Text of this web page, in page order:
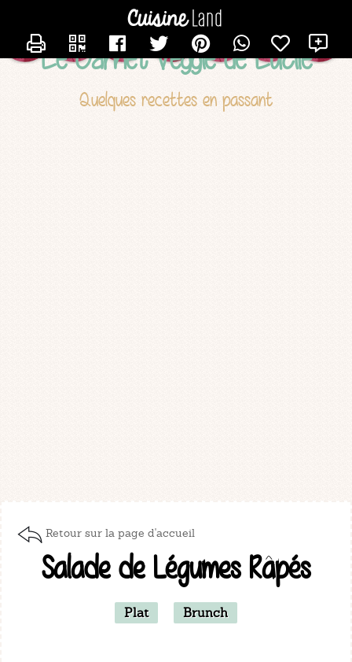
Le Carnet Veggie de Lucile
Quelques recettes en passant
Retour sur la page d'accueil
Salade de Légumes Râpés
Plat Brunch
CONTACTER LUCILE